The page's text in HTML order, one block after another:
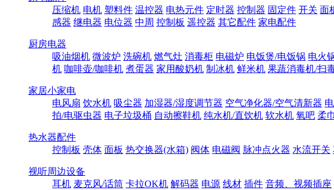
压缩机 电机 塑料件 温控器 电热元件 定时器 控制器 固定件 开关 面
感器 继电器 电位器 中周 控制板 遥控器 其它配件 家电配件
厨房电器
吸油烟机 微波炉 洗碗机 燃气灶 消毒柜 电磁炉 电饭煲/电饭锅 电火
机 咖啡壶/咖啡机 煮蛋器 家用酸奶机 制冰机 鲜米机 果蔬消毒机/扫
家居小家电
电风扇 饮水机 吸尘器 加湿器/湿度调节器 空气净化器/空气清新器
拍/电驱虫器 电子垃圾桶 自动擦鞋机 纯水机/直饮机 软水机 氧吧 柔
热水器配件
控制板 壳体 面板 热交换器(水箱) 阀体 电磁阀 脉冲点火器 水流开关
视听周边设备
耳机 麦克风/话筒 卡拉OK机 解码器 电源 线材 插件 音频、视频插座